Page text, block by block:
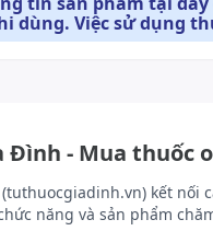
tế bào, mometason
và TNFα, nó cũng là
ức chế mạnh đến việc
dùng. Việc sử dụng
Đình - Mua
(tuthuocgiadinh.vn) kết nối
năng và sản phẩm